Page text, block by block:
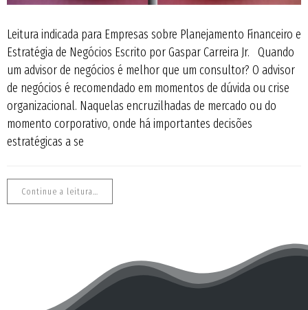
Leitura indicada para Empresas sobre Planejamento Financeiro e
Estratégia de Negócios Escrito por Gaspar Carreira Jr. Quando
um advisor de negócios é melhor que um consultor? O advisor
de negócios é recomendado em momentos de dúvida ou crise
organizacional. Naquelas encruzilhadas de mercado ou do
momento corporativo, onde há importantes decisões
estratégicas a se
Continue a leitura…